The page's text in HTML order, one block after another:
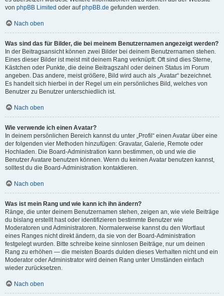
von phpBB Limited oder aufphpBB.de gefunden werden.
Nach oben
Was sind das für Bilder, die bei meinem Benutzernamen angezeigt werden?
In der Beitragsansicht können zwei Bilder bei deinem Benutzernamen stehen.
Eines dieser Bilder ist meist mit deinem Rang verknüpft: Oft sind dies Sterne,
Kästchen oder Punkte, die deine Beitragszahl oder deinen Status im Forum
angeben. Das andere, meist größere, Bild wird auch als „Avatar“ bezeichnet.
Es handelt sich hierbei in der Regel um ein persönliches Bild, welches von
Benutzer zu Benutzer unterschiedlich ist.
Nach oben
Wie verwende ich einen Avatar?
In deinem persönlichen Bereich kannst du unter „Profil“ einen Avatar über eine
der folgenden vier Methoden hinzufügen: Gravatar, Galerie, Remote oder
Hochladen. Die Board-Administration kann bestimmen, ob und wie die
Benutzer Avatare benutzen können. Wenn du keinen Avatar benutzen kannst,
solltest du die Board-Administration kontaktieren.
Nach oben
Was ist mein Rang und wie kann ich ihn ändern?
Ränge, die unter deinem Benutzernamen stehen, zeigen an, wie viele Beiträge
du bislang erstellt hast oder identifizieren bestimmte Benutzer wie
Moderatoren und Administratoren. Normalerweise kannst du den Wortlaut
eines Ranges nicht direkt ändern, da sie von der Board-Administration
festgelegt wurden. Bitte schreibe keine sinnlosen Beiträge, nur um deinen
Rang zu erhöhen — die meisten Boards dulden dieses Verhalten nicht und ein
Moderator oder Administrator wird deinen Rang unter Umständen einfach
wieder zurücksetzen.
Nach oben